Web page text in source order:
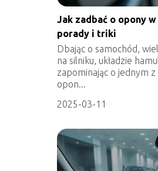
Jak zadbać o opony
porady i triki
Dbając o samochód,
na silniku, układzie
zapominając o jednym
opon...
2025-03-11